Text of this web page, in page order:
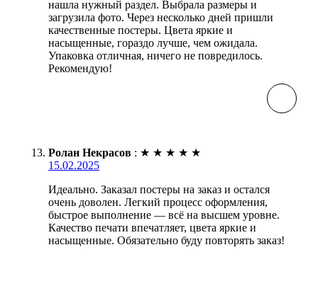
нашла нужный раздел. Выбрала размеры и
загрузила фото. Через несколько дней пришли
качественные постеры. Цвета яркие и
насыщенные, гораздо лучше, чем ожидала.
Упаковка отличная, ничего не повредилось.
Рекомендую!
Ролан Некрасов : ★ ★ ★ ★ ★
15.02.2025
Идеально. Заказал постеры на заказ и остался
очень доволен. Легкий процесс оформления,
быстрое выполнение — всё на высшем уровне.
Качество печати впечатляет, цвета яркие и
насыщенные. Обязательно буду повторять заказ!